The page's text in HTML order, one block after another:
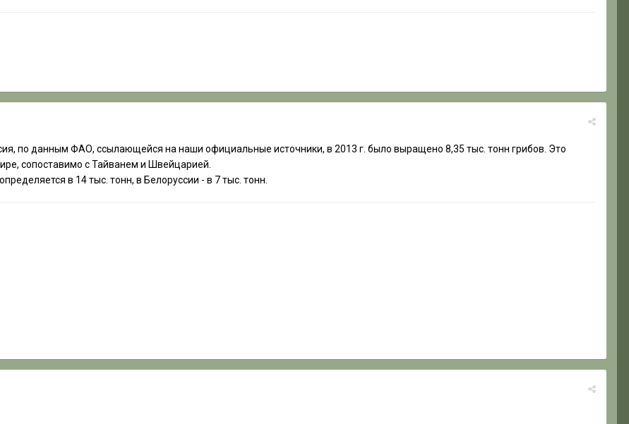
по данным ФАО, ссылающейся на наши официальные источники, в 2013 г. было выращено 8,35 тыс. тонн грибов. Это
сопоставимо с Тайванем и Швейцарией.
в 14 тыс. тонн, в Белоруссии - в 7 тыс. тонн.